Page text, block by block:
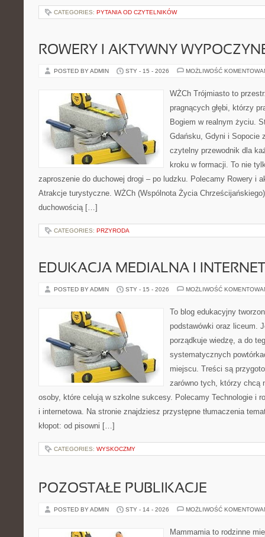
CATEGORIES: PYTANIA OD CZYTELNIKÓW
ROWERY I AKTYWNY
POSTED BY ADMIN STY - 15 - 2026 MOŻLIWOŚĆ
WŻCh Trójmiasto to
pragnących głębi, którzy
Bogiem w realnym życiu.
Gdańsku, Gdyni i Sopocie
czytelny przewodnik dla
kroku w formacji. To nie
zaproszenie do duchowej drogi – po ludzku. Polecamy Rowery i
Atrakcje turystyczne. WŻCh (Wspólnota Życia
duchowością […]
CATEGORIES: PRZYRODA
EDUKACJA MEDIALNA I
POSTED BY ADMIN STY - 15 - 2026 MOŻLIWOŚĆ
To blog edukacyjny
podstawówki oraz liceum.
porządkuje wiedzę, a do
systematycznych
miejscu. Treści są
zarówno tych, którzy chcą
osoby, które celują w szkolne sukcesy. Polecamy Technologie i
i internetowa. Na stronie znajdziesz przystępne tłumaczenia
kłopot: od pisowni […]
CATEGORIES: WYSKOCZMY
POZOSTAŁE PUBLIKACJE
POSTED BY ADMIN STY - 14 - 2026 MOŻLIWOŚĆ
Mammamia to rodzinne